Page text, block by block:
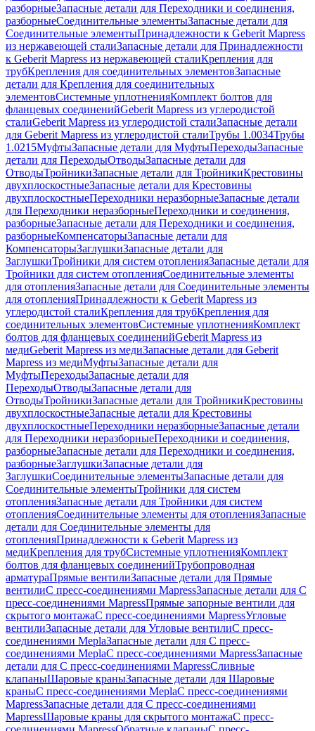
разборныеЗапасные детали для Переходники и соединения,
разборныеСоединительные элементыЗапасные детали для
Соединительные элементыПринадлежности к Geberit Mapress
из нержавеющей сталиЗапасные детали для Принадлежности
к Geberit Mapress из нержавеющей сталиКрепления для
трубКрепления для соединительных элементовЗапасные
детали для Крепления для соединительных
элементовСистемные уплотненияКомплект болтов для
фланцевых соединенийGeberit Mapress из углеродистой
сталиGeberit Mapress из углеродистой сталиЗапасные детали
для Geberit Mapress из углеродистой сталиТрубы 1.0034Трубы
1.0215МуфтыЗапасные детали для МуфтыПереходыЗапасные
детали для ПереходыОтводыЗапасные детали для
ОтводыТройникиЗапасные детали для ТройникиКрестовины
двухплоскостныеЗапасные детали для Крестовины
двухплоскостныеПереходники неразборныеЗапасные детали
для Переходники неразборныеПереходники и соединения,
разборныеЗапасные детали для Переходники и соединения,
разборныеКомпенсаторыЗапасные детали для
КомпенсаторыЗаглушкиЗапасные детали для
ЗаглушкиТройники для систем отопленияЗапасные детали для
Тройники для систем отопленияСоединительные элементы
для отопленияЗапасные детали для Соединительные элементы
для отопленияПринадлежности к Geberit Mapress из
углеродистой сталиКрепления для трубКрепления для
соединительных элементовСистемные уплотненияКомплект
болтов для фланцевых соединенийGeberit Mapress из
медиGeberit Mapress из медиЗапасные детали для Geberit
Mapress из медиМуфтыЗапасные детали для
МуфтыПереходыЗапасные детали для
ПереходыОтводыЗапасные детали для
ОтводыТройникиЗапасные детали для ТройникиКрестовины
двухплоскостныеЗапасные детали для Крестовины
двухплоскостныеПереходники неразборныеЗапасные детали
для Переходники неразборныеПереходники и соединения,
разборныеЗапасные детали для Переходники и соединения,
разборныеЗаглушкиЗапасные детали для
ЗаглушкиСоединительные элементыЗапасные детали для
Соединительные элементыТройники для систем
отопленияЗапасные детали для Тройники для систем
отопленияСоединительные элементы для отопленияЗапасные
детали для Соединительные элементы для
отопленияПринадлежности к Geberit Mapress из
медиКрепления для трубСистемные уплотненияКомплект
болтов для фланцевых соединенийТрубопроводная
арматураПрямые вентилиЗапасные детали для Прямые
вентилиС пресс-соединениями MapressЗапасные детали для С
пресс-соединениями MapressПрямые запорные вентили для
скрытого монтажаС пресс-соединениями MapressУгловые
вентилиЗапасные детали для Угловые вентилиС пресс-
соединениями MeplaЗапасные детали для С пресс-
соединениями MeplaС пресс-соединениями MapressЗапасные
детали для С пресс-соединениями MapressСливные
клапаныШаровые краныЗапасные детали для Шаровые
краныС пресс-соединениями MeplaС пресс-соединениями
MapressЗапасные детали для С пресс-соединениями
MapressШаровые краны для скрытого монтажаС пресс-